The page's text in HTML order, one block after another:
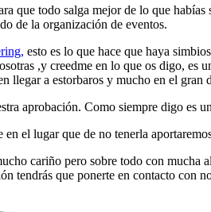
que todo salga mejor de lo que habías
de la organización de eventos.
esto es lo que hace que haya
,y creedme en lo que os digo, es
llegar a estorbaros y mucho en el gran
aprobación. Como siempre digo es
el lugar que de no tenerla
cariño pero sobre todo con mucha
que ponerte en contacto con